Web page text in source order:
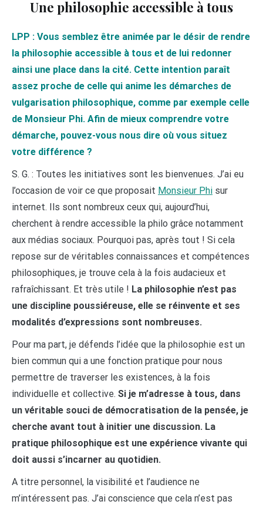
Une philosophie accessible à tous
LPP : Vous semblez être animée par le désir de rendre
la philosophie accessible à tous et de lui redonner
ainsi une place dans la cité. Cette intention paraît
assez proche de celle qui anime les démarches de
vulgarisation philosophique, comme par exemple celle
de Monsieur Phi. Afin de mieux comprendre votre
démarche, pouvez-vous nous dire où vous situez
votre différence ?
S. G. : Toutes les initiatives sont les bienvenues. J’ai eu
l’occasion de voir ce que proposait Monsieur Phi sur
internet. Ils sont nombreux ceux qui, aujourd’hui,
cherchent à rendre accessible la philo grâce notamment
aux médias sociaux. Pourquoi pas, après tout ! Si cela
repose sur de véritables connaissances et compétences
philosophiques, je trouve cela à la fois audacieux et
rafraîchissant. Et très utile ! La philosophie n’est pas
une discipline poussiéreuse, elle se réinvente et ses
modalités d’expressions sont nombreuses.
Pour ma part, je défends l’idée que la philosophie est un
bien commun qui a une fonction pratique pour nous
permettre de traverser les existences, à la fois
individuelle et collective. Si je m’adresse à tous, dans
un véritable souci de démocratisation de la pensée, je
cherche avant tout à initier une discussion. La
pratique philosophique est une expérience vivante qui
doit aussi s’incarner au quotidien.
A titre personnel, la visibilité et l’audience ne
m’intéressent pas. J’ai conscience que cela n’est pas